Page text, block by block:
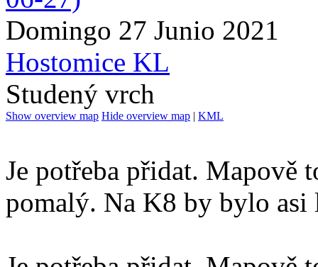
Domingo 27 Junio 2021
Hostomice KL
Studený vrch
Show overview map Hide overview map | KML
Je potřeba přidat. Mapově
pomalý. Na K8 by bylo asi